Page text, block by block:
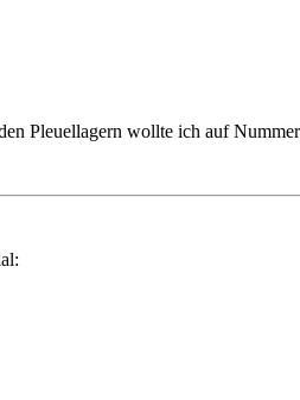
Pleuellagern wollte ich auf